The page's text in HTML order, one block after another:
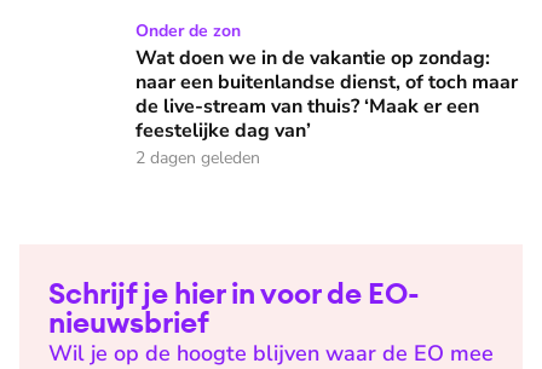
Wat doen we in de vakantie op zondag: naar een
Onder de zon
Wat doen we in de vakantie op zondag:
naar een buitenlandse dienst, of toch maar
de live-stream van thuis? ‘Maak er een
feestelijke dag van’
2 dagen geleden
Schrijf je hier in voor de EO-
nieuwsbrief
Wil je op de hoogte blijven waar de EO mee